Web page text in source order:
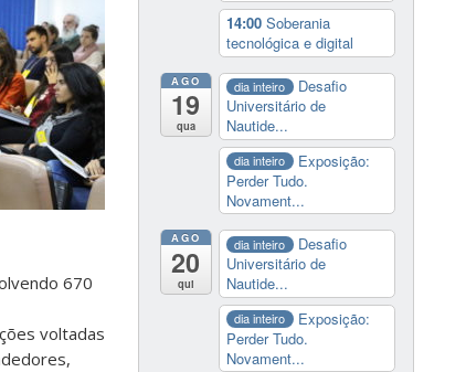
670
voltadas
14:00 Soberania
tecnológica e digital
AGO
19
qua
dia inteiro
Desafio
Universitário de
Nautide...
dia inteiro
Exposição:
Perder Tudo.
Novament...
AGO
20
qui
dia inteiro
Desafio
Universitário de
Nautide...
dia inteiro
Exposição:
Perder Tudo.
Novament...